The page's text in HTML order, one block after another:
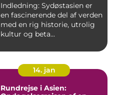
Indledning: Sydøstasien er
en fascinerende del af verden
med en rig historie, utrolig
kultur og beta...
14. jan
Rundrejse i Asien: